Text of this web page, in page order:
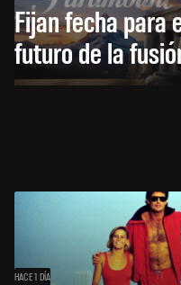
Fijan fecha para
futuro de la
HACE 1 DÍA